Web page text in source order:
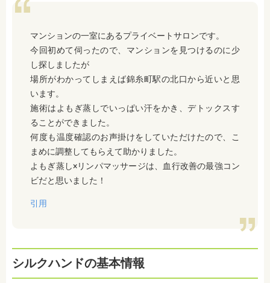
マンションの一室にあるプライベートサロンです。
今回初めて伺ったので、マンションを見つけるのに少
し探しましたが
場所がわかってしまえば錦糸町駅の北口から近いと思
います。
施術はよもぎ蒸しでいっぱい汗をかき、デトックスす
ることができました。
何度も温度確認のお声掛けをしていただけたので、こ
まめに調整してもらえて助かりました。
よもぎ蒸し×リンパマッサージは、血行改善の最強コン
ビだと思いました！
引用
シルクハンドの基本情報